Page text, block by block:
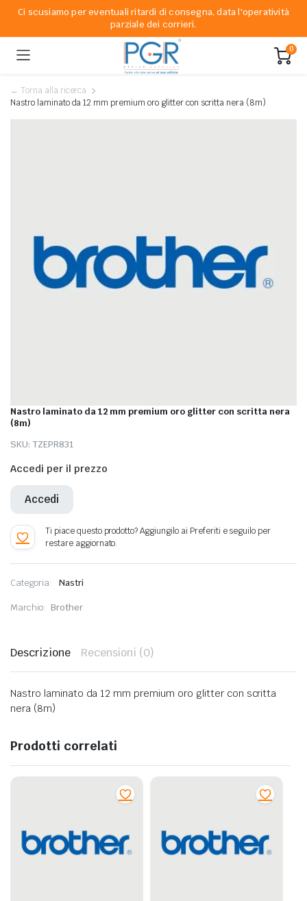
Ci scusiamo per eventuali ritardi di consegna, data l'operatività
parziale dei corrieri.
0
← Torna alla ricerca
Nastro laminato da 12 mm premium oro glitter con scritta nera (8m)
Nastro laminato da 12 mm premium oro glitter con scritta nera
(8m)
SKU: TZEPR831
Accedi per il prezzo
Accedi
Categoria: Nastri
Marchio: Brother
Descrizione Recensioni (0)
Nastro laminato da 12 mm premium oro glitter con scritta
nera (8m)
Prodotti correlati